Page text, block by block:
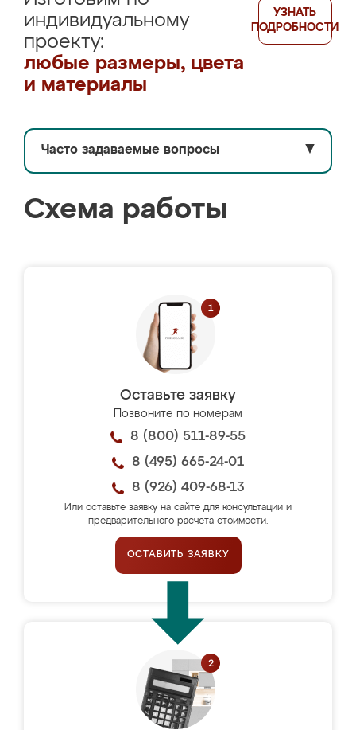
индивидуальному
проекту:
любые размеры, цвета
и материалы
УЗНАТЬ
ПОДРОБНОСТИ
Часто задаваемые вопросы ▼
Схема работы
Оставьте заявку
Позвоните по номерам
8 (800) 511-89-55
8 (495) 665-24-01
8 (926) 409-68-13
Или оставьте заявку на сайте для консультации и
предварительного расчёта стоимости.
ОСТАВИТЬ ЗАЯВКУ